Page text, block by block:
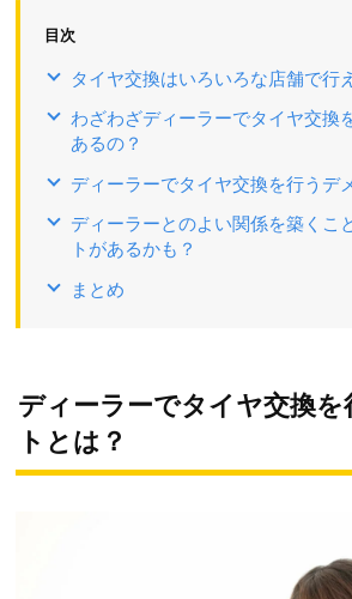
目次
タイヤ交換はいろいろな店舗で行
わざわざディーラーでタイヤ交換
あるの？
ディーラーでタイヤ交換を行うデ
ディーラーとのよい関係を築くこ
トがあるかも？
まとめ
ディーラーでタイヤ交換を
トとは？